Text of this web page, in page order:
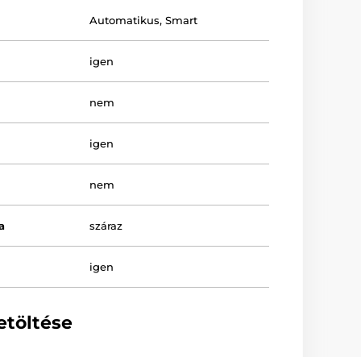
Automatikus,Smart
igen
nem
igen
nem
száraz
igen